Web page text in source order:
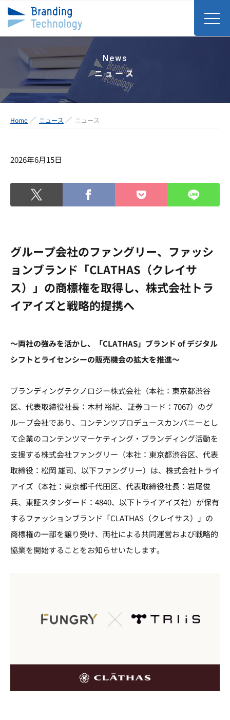
News
ニュース
Home ニュース ニュース
2026年6月15日
グループ会社のファングリー、ファッシ
ョンブランド「CLATHAS（クレイサ
ス）」の商標権を取得し、株式会社トラ
イアイズと戦略的提携へ
～両社の強みを活かし、「CLATHAS」ブランド of デジタル
シフトとライセンシーの販売機会の拡大を推進～
ブランディングテクノロジー株式会社（本社：東京都渋谷
区、代表取締役社長：木村 裕紀、証券コード：7067）のグ
ループ会社であり、コンテンツプロデュースカンパニーとし
て企業のコンテンツマーケティング・ブランディング活動を
支援する株式会社ファングリー（本社：東京都渋谷区、代表
取締役：松岡 雄司、以下ファングリー）は、株式会社トライ
アイズ（本社：東京都千代田区、代表取締役社長：岩尾俊
兵、東証スタンダード：4840、以下トライアイズ社）が保有
するファッションブランド「CLATHAS（クレイサス）」の
商標権の一部を譲り受け、両社による共同運営および戦略的
協業を開始することをお知らせいたします。